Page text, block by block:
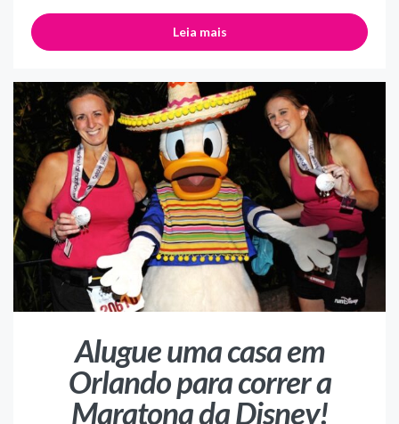
Leia mais
Alugue uma casa em
Orlando para correr a
Maratona da Disney!